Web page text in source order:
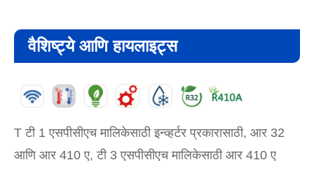
वैशिष्ट्ये आणि हायलाइट्स
T टी 1 एसपीसीएच मालिकेसाठी इन्व्हर्टर प्रकारासाठी, आर 32
आणि आर 410 ए, टी 3 एसपीसीएच मालिकेसाठी आर 410 ए